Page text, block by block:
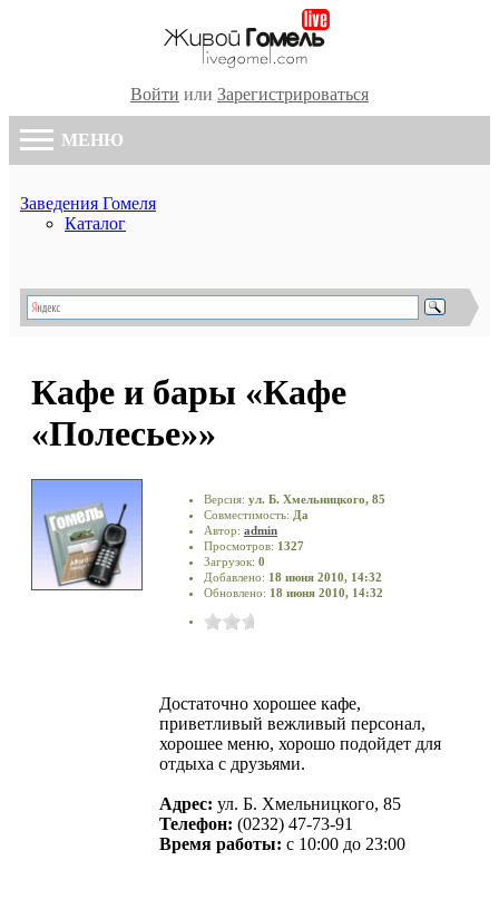
Войти или Зарегистрироваться
МЕНЮ
Заведения Гомеля
Каталог
Кафе и бары «Кафе
«Полесье»»
Версия: ул. Б. Хмельницкого, 85
Совместимость: Да
Автор: admin
Просмотров: 1327
Загрузок: 0
Добавлено: 18 июня 2010, 14:32
Обновлено: 18 июня 2010, 14:32
Достаточно хорошее кафе,
приветливый вежливый персонал,
хорошее меню, хорошо подойдет для
отдыха с друзьями.
Адрес: ул. Б. Хмельницкого, 85
Телефон: (0232) 47-73-91
Время работы: с 10:00 до 23:00